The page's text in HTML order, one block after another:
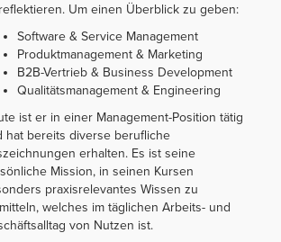
Um einen Überblick zu geben:
Software & Service Management
Produktmanagement & Marketing
B2B-Vertrieb & Business Development
Qualitätsmanagement & Engineering
ist er in einer Management-Position tätig
hat bereits diverse berufliche
erhalten. Es ist seine
Mission, in seinen Kursen
praxisrelevantes Wissen zu
welches im täglichen Arbeits- und
von Nutzen ist.